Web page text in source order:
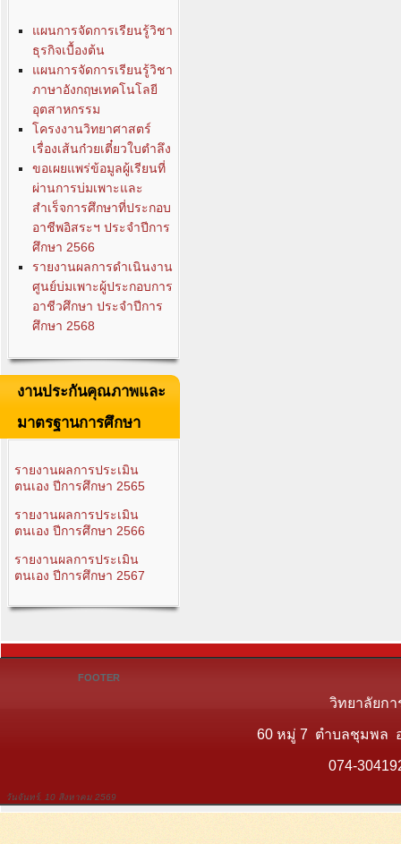
แผนการจัดการเรียนรู้วิชา
ธุรกิจเบื้องต้น
แผนการจัดการเรียนรู้วิชา
ภาษาอังกฤษเทคโนโลยี
อุตสาหกรรม
โครงงานวิทยาศาสตร์
เรื่องเส้นก๋วยเตี๋ยวใบตำลึง
ขอเผยแพร่ข้อมูลผู้เรียนที่
ผ่านการบ่มเพาะและ
สำเร็จการศึกษาที่ประกอบ
อาชีพอิสระฯ ประจำปีการ
ศึกษา 2566
รายงานผลการดำเนินงาน
ศูนย์บ่มเพาะผู้ประกอบการ
อาชีวศึกษา ประจำปีการ
ศึกษา 2568
งานประกันคุณภาพและ
มาตรฐานการศึกษา
รายงานผลการประเมิน
ตนเอง ปีการศึกษา 2565
รายงานผลการประเมิน
ตนเอง ปีการศึกษา 2566
รายงานผลการประเมิน
ตนเอง ปีการศึกษา 2567
FOOTER
วิทยาลัยกา
60 หมู่ 7 ตำบลชุมพล อ
074-
วันจันทร์, 10 สิงหาคม 2569